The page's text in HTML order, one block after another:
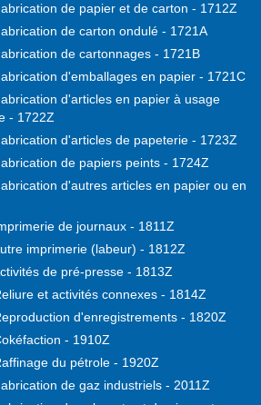
de papier et de carton - 1712Z
de carton ondulé - 1721A
de cartonnages - 1721B
d'emballages en papier - 1721C
d'articles en papier à usage
- 1722Z
d'articles de papeterie - 1723Z
de papiers peints - 1724Z
d'autres articles en papier ou en
de journaux - 1811Z
imprimerie (labeur) - 1812Z
de pré-presse - 1813Z
et activités connexes - 1814Z
d'enregistrements - 1820Z
- 1910Z
du pétrole - 1920Z
de gaz industriels - 2011Z